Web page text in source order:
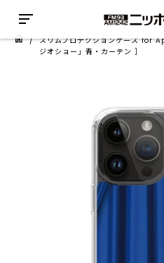
/スリムプロテクションケース for
ジオショー」青・カーテン ］